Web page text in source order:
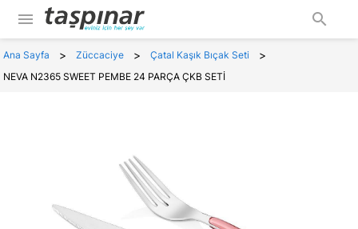
menu search
Ana Sayfa > Züccaciye > Çatal Kaşık Bıçak Seti >
NEVA N2365 SWEET PEMBE 24 PARÇA ÇKB SETİ